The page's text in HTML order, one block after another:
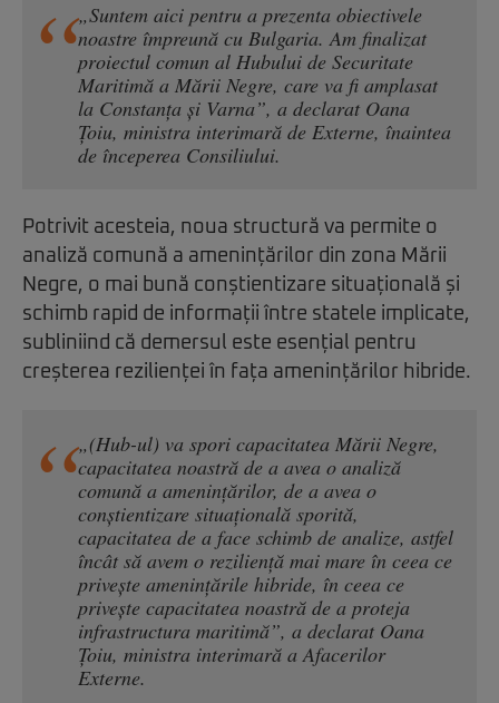
„Suntem aici pentru a prezenta obiectivele
noastre împreună cu Bulgaria. Am finalizat
proiectul comun al Hubului de Securitate
Maritimă a Mării Negre, care va fi amplasat
la Constanța și Varna”, a declarat Oana
Țoiu, ministra interimară de Externe, înaintea
de începerea Consiliului.
Potrivit acesteia, noua structură va permite o
analiză comună a amenințărilor din zona Mării
Negre, o mai bună conștientizare situațională și
schimb rapid de informații între statele implicate,
subliniind că demersul este esențial pentru
creșterea rezilienței în fața amenințărilor hibride.
„(Hub-ul) va spori capacitatea Mării Negre,
capacitatea noastră de a avea o analiză
comună a amenințărilor, de a avea o
conștientizare situațională sporită,
capacitatea de a face schimb de analize, astfel
încât să avem o reziliență mai mare în ceea ce
privește amenințările hibride, în ceea ce
privește capacitatea noastră de a proteja
infrastructura maritimă”, a declarat Oana
Țoiu, ministra interimară a Afacerilor
Externe.